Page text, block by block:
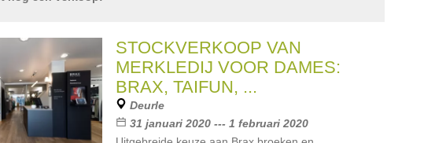
STOCKVERKOOP VAN
MERKLEDIJ VOOR DAMES:
BRAX, TAIFUN, ...
Deurle
31 januari 2020 --- 1 februari 2020